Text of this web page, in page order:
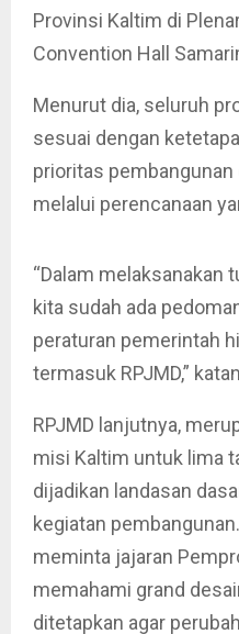
Provinsi Kaltim di
Convention Hall
Menurut dia, seluruh
sesuai dengan
prioritas pembangunan
melalui perencanaan
“Dalam melaksanakan
kita sudah ada
peraturan pemerintah
termasuk RPJMD,”
RPJMD lanjutnya,
misi Kaltim untuk lima
dijadikan landasan
kegiatan
meminta jajaran
memahami grand
ditetapkan agar